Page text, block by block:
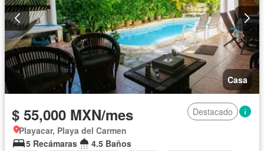
Casa
$ 55,000 MXN/mes
Destacado
Playacar, Playa del Carmen
5 Recámaras
4.5 Baños